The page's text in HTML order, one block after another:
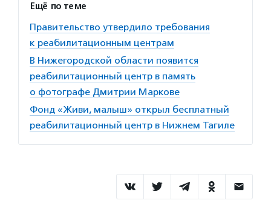
Ещё по теме
Правительство утвердило требования
к реабилитационным центрам
В Нижегородской области появится
реабилитационный центр в память
о фотографе Дмитрии Маркове
Фонд «Живи, малыш» открыл бесплатный
реабилитационный центр в Нижнем Тагиле